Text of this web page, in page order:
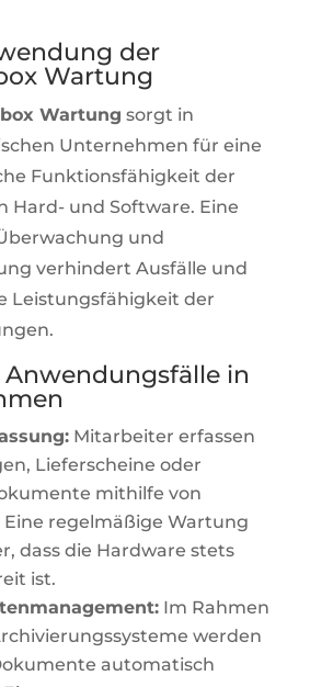
der
Wartung
Wartung sorgt in
Unternehmen für eine
Funktionsfähigkeit der
Hard- und Software. Eine
und
verhindert Ausfälle und
Leistungsfähigkeit der
Anwendungsfälle in
Mitarbeiter erfassen
Lieferscheine oder
mithilfe von
Eine regelmäßige Wartung
dass die Hardware stets
ist.
Im Rahmen
werden
automatisch